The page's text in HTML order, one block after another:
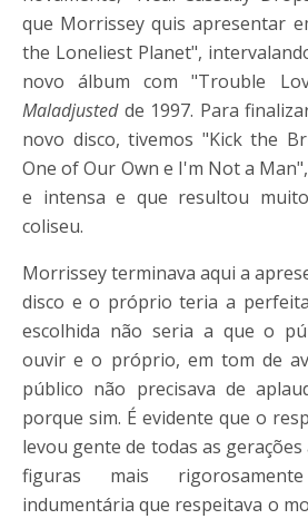
que Morrissey quis apresentar
the Loneliest Planet",
novo álbum com "Trouble
Maladjustedde 1997. Para
novo disco, tivemos "Kick the
One of Our Own e I'm Not a
e intensa e que resultou
coliseu.
Morrissey terminava aqui a
disco e o próprio teria a
escolhida não seria a que o
ouvir e o próprio, em tom de
público não precisava de
porque sim. É evidente que o
levou gente de todas as gerações
figuras mais
indumentária que respeitava o